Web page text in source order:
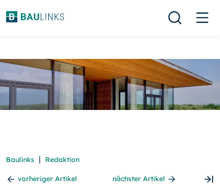
Baulinks | Redaktion
vorheriger Artikel nächster Artikel